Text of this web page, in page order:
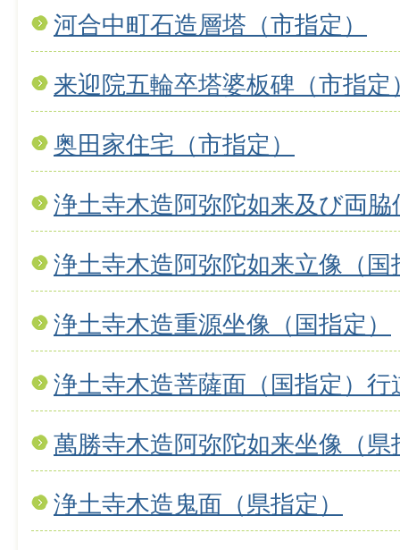
河合中町石造層塔（市指定）
来迎院五輪卒塔婆板碑（市指定
奥田家住宅（市指定）
浄土寺木造阿弥陀如来及び両
浄土寺木造阿弥陀如来立像（国
浄土寺木造重源坐像（国指定）
浄土寺木造菩薩面（国指定）行
萬勝寺木造阿弥陀如来坐像（県
浄土寺木造鬼面（県指定）